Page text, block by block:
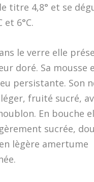
titre 4,8° et se
et 6°C.
le verre elle
doré. Sa mousse
persistante. Son
fruité sucré,
En bouche
sucrée,
lègère amertume